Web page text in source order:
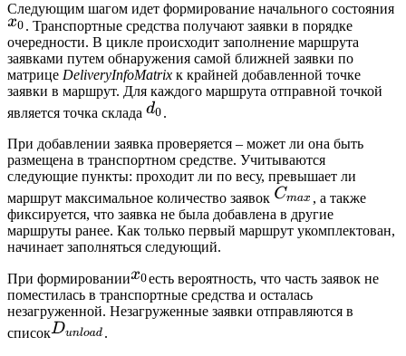
Следующим шагом идет формирование начального состояния
. Транспортные средства получают заявки в порядке
очередности. В цикле происходит заполнение маршрута
заявками путем обнаружения самой ближней заявки по
матрице DeliveryInfoMatrix к крайней добавленной точке
заявки в маршрут. Для каждого маршрута отправной точкой
является точка склада
.
При добавлении заявка проверяется – может ли она быть
размещена в транспортном средстве. Учитываются
следующие пункты: проходит ли по весу, превышает ли
маршрут максимальное количество заявок
, а также
фиксируется, что заявка не была добавлена в другие
маршруты ранее. Как только первый маршрут укомплектован,
начинает заполняться следующий.
При формировании
есть вероятность, что часть заявок не
поместилась в транспортные средства и осталась
незагруженной. Незагруженные заявки отправляются в
список
.